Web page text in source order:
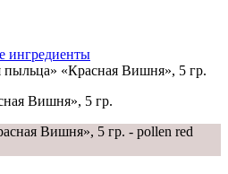
пыльца» «Красная Вишня», 5 гр.
Вишня», 5 гр.